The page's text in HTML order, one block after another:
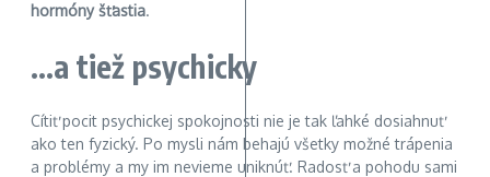
hormóny šťastia.
…a tiež psychicky
Cítiť pocit psychickej spokojnosti nie je tak ľahké dosiahnuť
ako ten fyzický. Po mysli nám behajú všetky možné trápenia
a problémy a my im nevieme uniknúť. Radosť a pohodu sami